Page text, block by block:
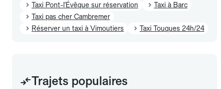
Taxi Pont-l'Évêque sur réservation
Taxi à Barc
Taxi pas cher Cambremer
Réserver un taxi à Vimoutiers
Taxi Touques 24h/24
Trajets populaires